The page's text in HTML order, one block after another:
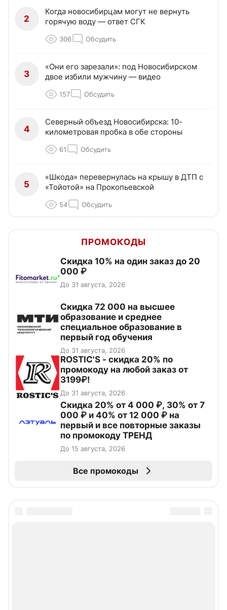
2
Когда новосибирцам могут не вернуть
горячую воду — ответ СГК
306 Обсудить
3
«Они его зарезали»: под Новосибирском
двое избили мужчину — видео
157 Обсудить
4
Северный объезд Новосибирска: 10-
километровая пробка в обе стороны
61 Обсудить
5
«Шкода» перевернулась на крышу в ДТП с
«Тойотой» на Прокопьевской
54 Обсудить
ПРОМОКОДЫ
Скидка 10% на один заказ до 20
000 ₽
До 31 августа, 2026
Скидка 72 000 на высшее
образование и среднее
специальное образование в
первый год обучения
До 31 августа, 2026
ROSTIC'S - скидка 20% по
промокоду на любой заказ от
3199₽!
До 31 августа, 2026
Скидка 20% от 4 000 ₽, 30% от 7
000 ₽ и 40% от 12 000 ₽ на
первый и все повторные заказы
по промокоду ТРЕНД
До 15 августа, 2026
Все промокоды